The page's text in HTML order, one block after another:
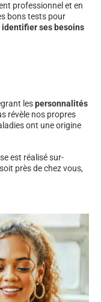
professionnel et en
bons tests pour
identifier ses besoins
lespersonnalités
révèle nos propres
ont une origine
est réalisé sur-
près de chez vous,